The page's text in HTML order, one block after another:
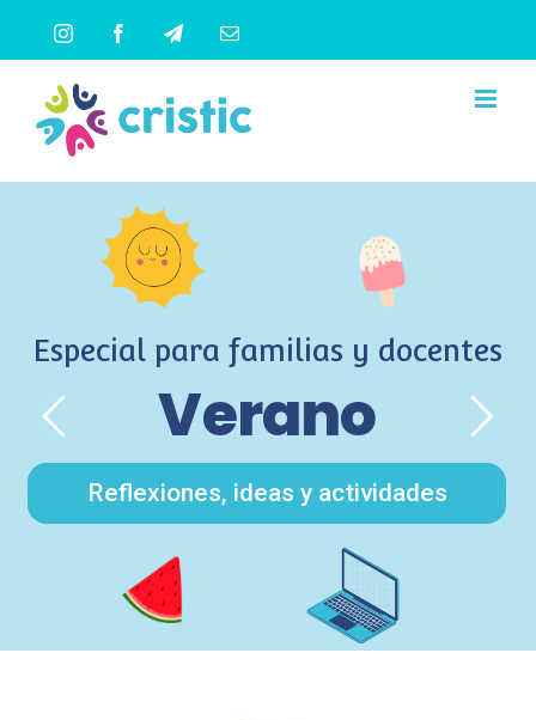
contenido
InstagramFacebookTelegramCorreo
Reflexiones, ideas y actividades
Verano
Especial para familias y docentes